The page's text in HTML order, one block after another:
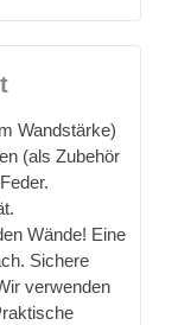
Wandstärke)
(als Zubehör
Wände! Eine
Sichere
verwenden